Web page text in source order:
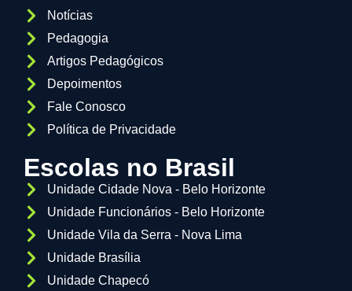
Notícias
Pedagogia
Artigos Pedagógicos
Depoimentos
Fale Conosco
Política de Privacidade
Escolas no Brasil
Unidade Cidade Nova - Belo Horizonte
Unidade Funcionários - Belo Horizonte
Unidade Vila da Serra - Nova Lima
Unidade Brasília
Unidade Chapecó